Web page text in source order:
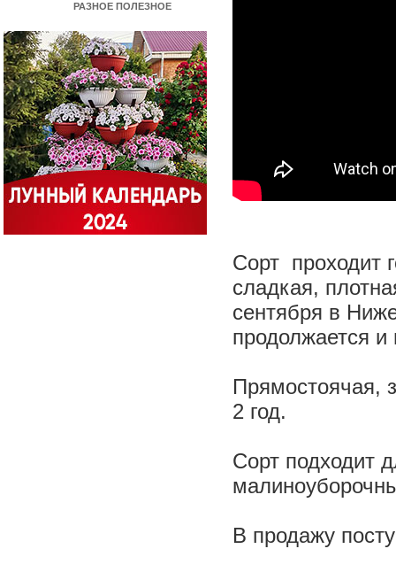
РАЗНОЕ ПОЛЕЗНОЕ
Сорт проходит
сладкая,
сентября в
продолжается и
Прямостоячая,
2 год.
Сорт подходит
В продажу